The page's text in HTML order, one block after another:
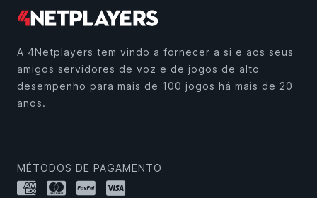
A 4Netplayers tem vindo a fornecer a si e aos seus
amigos servidores de voz e de jogos de alto
desempenho para mais de 100 jogos há mais de 20
anos.
MÉTODOS DE PAGAMENTO